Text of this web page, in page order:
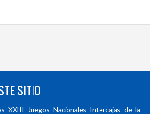
SITIO
XXIII Juegos Nacionales Intercajas de la